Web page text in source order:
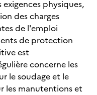
physiques,
des charges
de l'emploi
de protection
est
concerne les
le soudage et le
les manutentions et